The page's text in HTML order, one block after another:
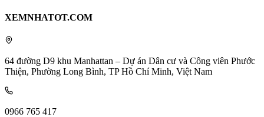
XEMNHATOT.COM
64 đường D9 khu Manhattan – Dự án Dân cư và Công viên Phước
Thiện, Phường Long Bình, TP Hồ Chí Minh, Việt Nam
0966 765 417